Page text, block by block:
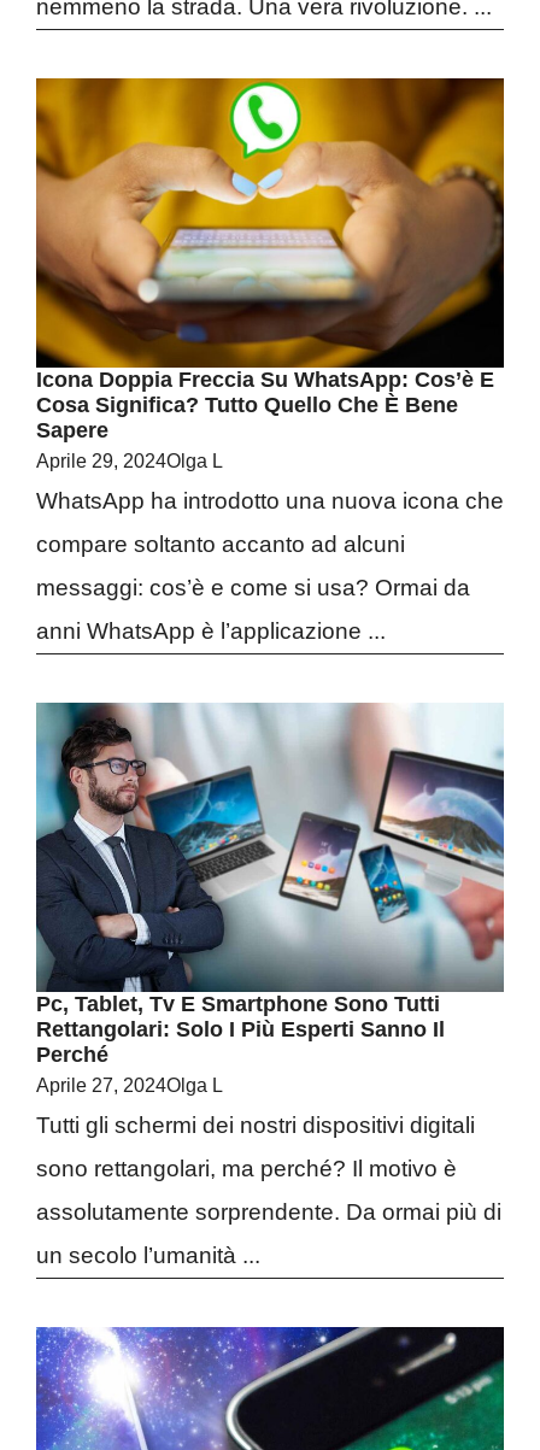
nemmeno la strada. Una vera rivoluzione. ...
Icona Doppia Freccia Su WhatsApp: Cos’è E
Cosa Significa? Tutto Quello Che È Bene
Sapere
Aprile 29, 2024Olga L
WhatsApp ha introdotto una nuova icona che
compare soltanto accanto ad alcuni
messaggi: cos’è e come si usa? Ormai da
anni WhatsApp è l’applicazione ...
Pc, Tablet, Tv E Smartphone Sono Tutti
Rettangolari: Solo I Più Esperti Sanno Il
Perché
Aprile 27, 2024Olga L
Tutti gli schermi dei nostri dispositivi digitali
sono rettangolari, ma perché? Il motivo è
assolutamente sorprendente. Da ormai più di
un secolo l’umanità ...